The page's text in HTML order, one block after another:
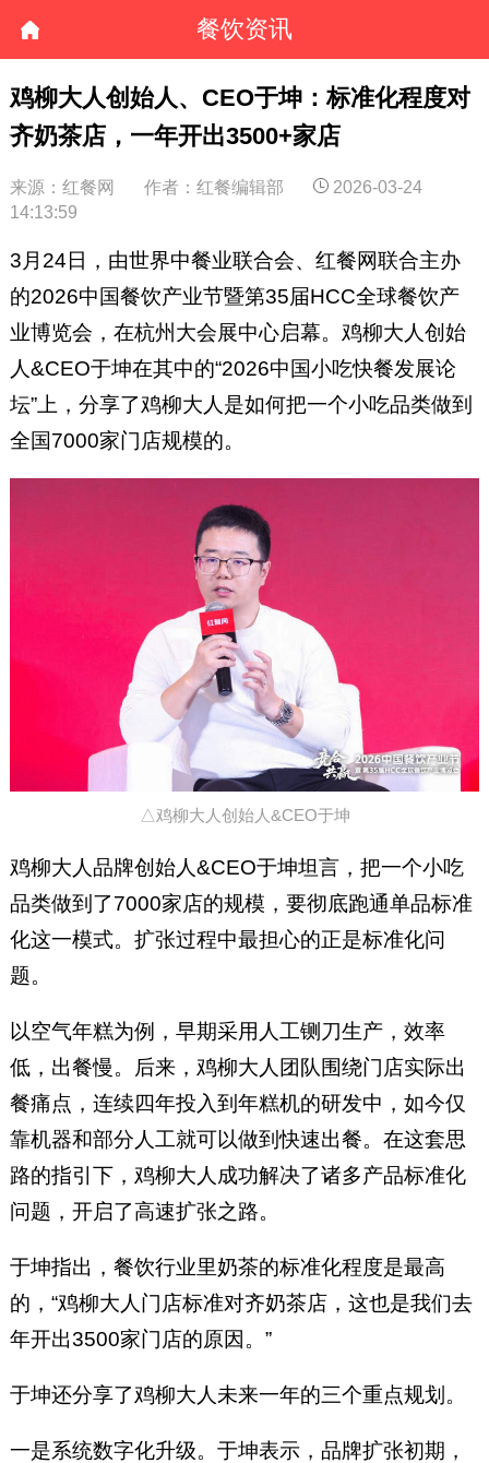
餐饮资讯
鸡柳大人创始人、CEO于坤：标准化程度对
齐奶茶店，一年开出3500+家店
来源：红餐网 作者：红餐编辑部
2026-03-24
14:13:59
3月24日，由世界中餐业联合会、红餐网联合主办
的2026中国餐饮产业节暨第35届HCC全球餐饮产
业博览会，在杭州大会展中心启幕。鸡柳大人创始
人&CEO于坤在其中的“2026中国小吃快餐发展论
坛”上，分享了鸡柳大人是如何把一个小吃品类做到
全国7000家门店规模的。
△鸡柳大人创始人&CEO于坤
鸡柳大人品牌创始人&CEO于坤坦言，把一个小吃
品类做到了7000家店的规模，要彻底跑通单品标准
化这一模式。扩张过程中最担心的正是标准化问
题。
以空气年糕为例，早期采用人工铡刀生产，效率
低，出餐慢。后来，鸡柳大人团队围绕门店实际出
餐痛点，连续四年投入到年糕机的研发中，如今仅
靠机器和部分人工就可以做到快速出餐。在这套思
路的指引下，鸡柳大人成功解决了诸多产品标准化
问题，开启了高速扩张之路。
于坤指出，餐饮行业里奶茶的标准化程度是最高
的，“鸡柳大人门店标准对齐奶茶店，这也是我们去
年开出3500家门店的原因。”
于坤还分享了鸡柳大人未来一年的三个重点规划。
一是系统数字化升级。于坤表示，品牌扩张初期，